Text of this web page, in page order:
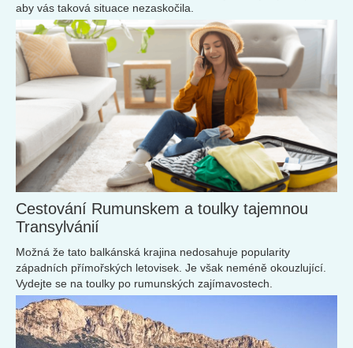
aby vás taková situace nezaskočila.
Cestování Rumunskem a toulky tajemnou
Transylvánií
Možná že tato balkánská krajina nedosahuje popularity
západních přímořských letovisek. Je však neméně okouzlující.
Vydejte se na toulky po rumunských zajímavostech.